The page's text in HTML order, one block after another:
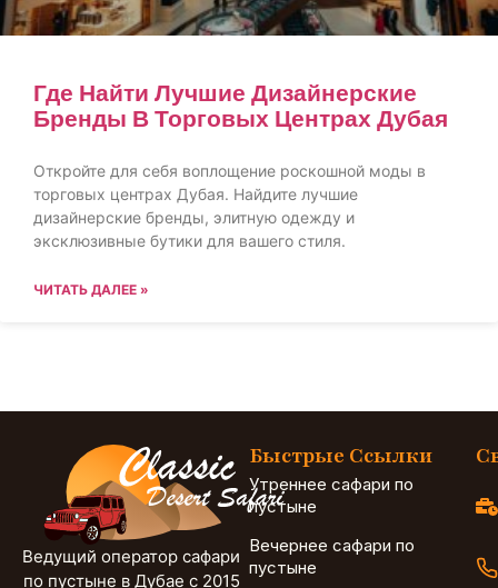
Где Найти Лучшие Дизайнерские
Бренды В Торговых Центрах Дубая
Откройте для себя воплощение роскошной моды в
торговых центрах Дубая. Найдите лучшие
дизайнерские бренды, элитную одежду и
эксклюзивные бутики для вашего стиля.
ЧИТАТЬ ДАЛЕЕ »
Ведущий оператор сафари
по пустыне в Дубае с 2015
Быстрые Ссылки
Утреннее сафари по
пустыне
Вечернее сафари по
пустыне